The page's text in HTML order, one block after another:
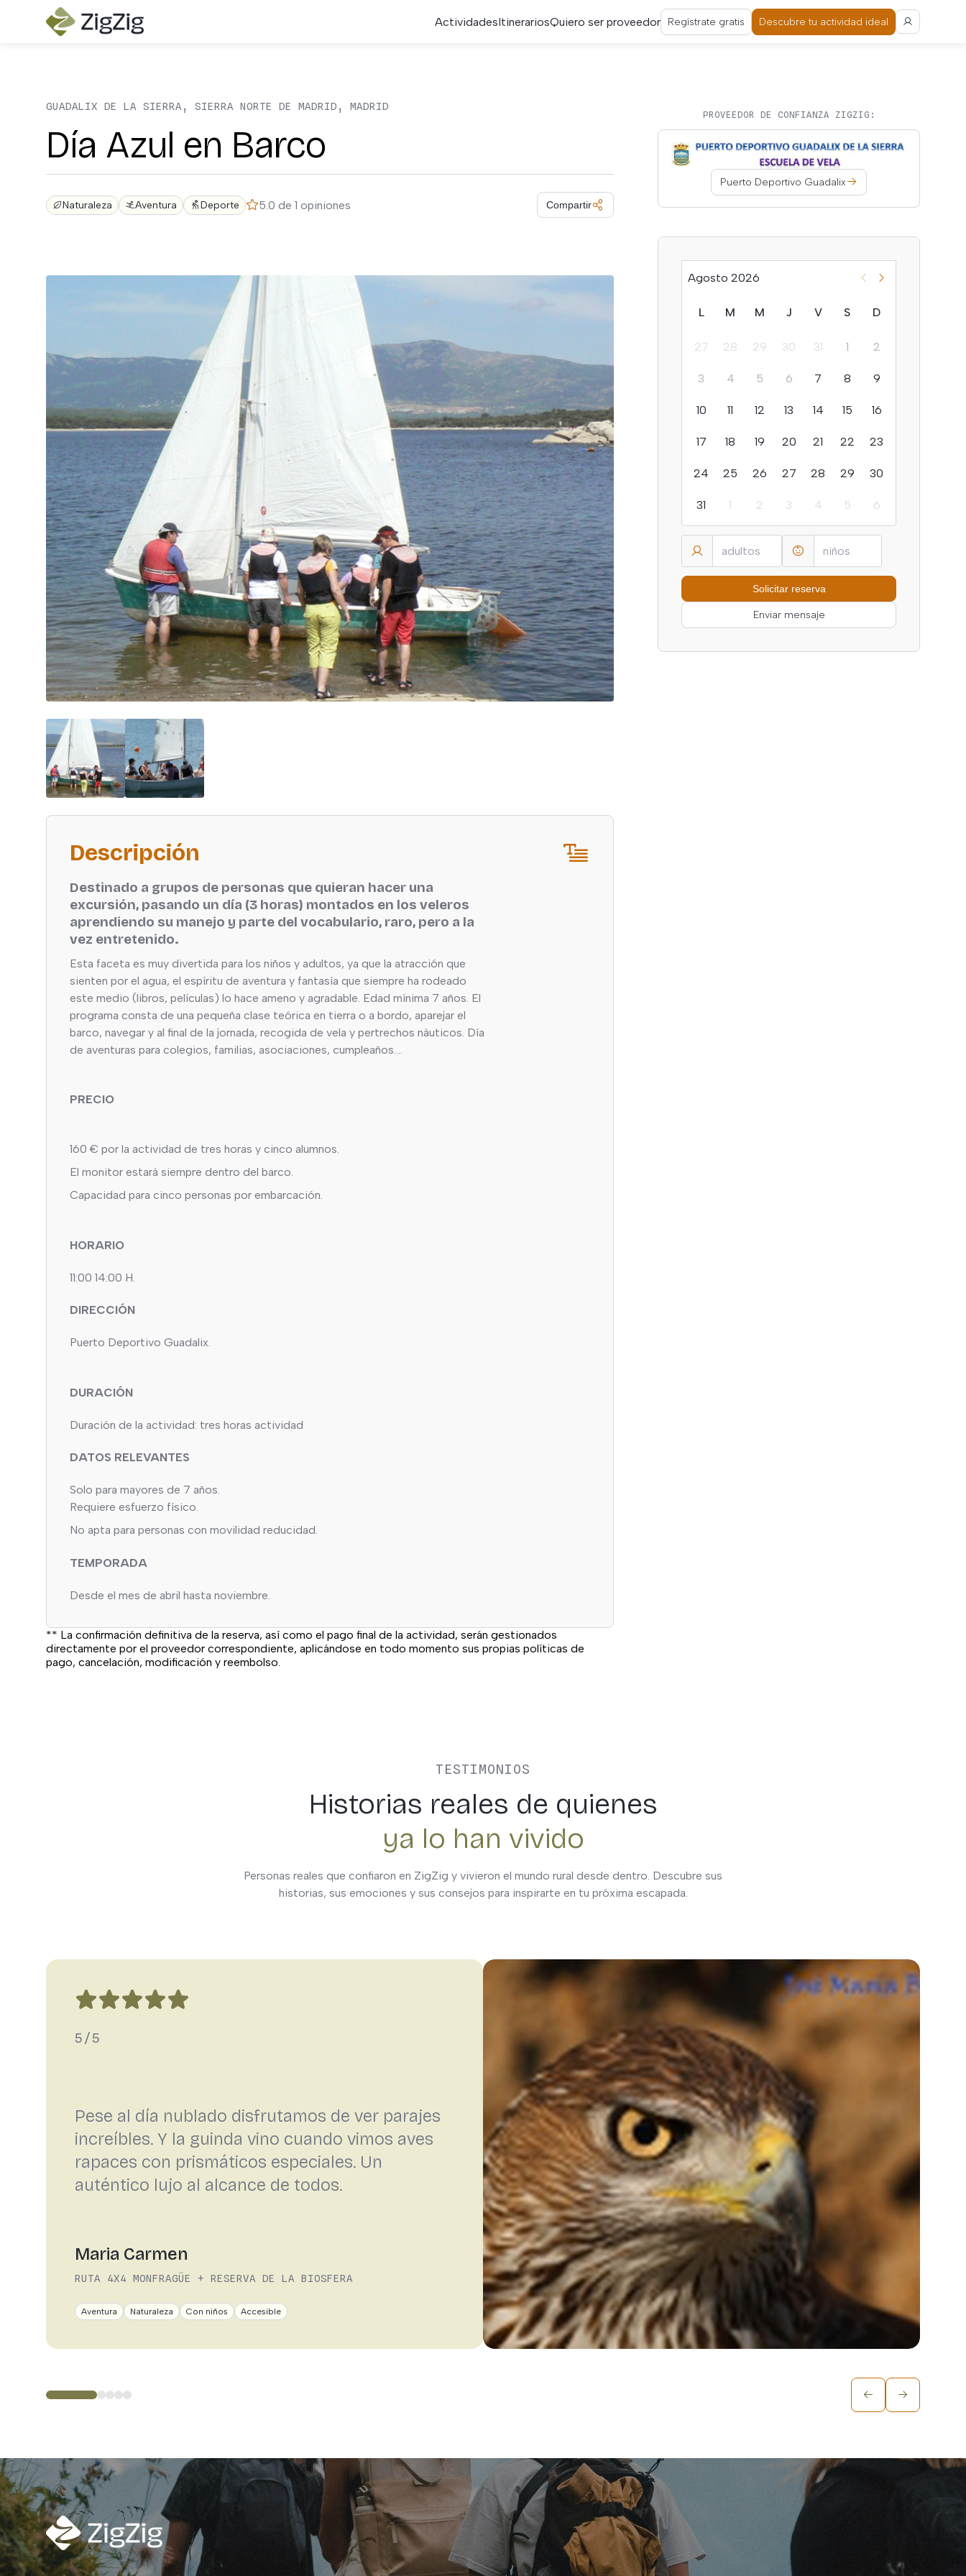
ActividadesItinerariosQuiero ser proveedor Regístrate gratis Descubre tu actividad ideal
GUADALIX DE LA SIERRA, SIERRA NORTE DE MADRID, MADRID
Día Azul en Barco
Naturaleza Aventura Deporte 5.0 de 1 opiniones Compartir
Descripción
Destinado a grupos de personas que quieran hacer una
excursión, pasando un día (3 horas) montados en los veleros
aprendiendo su manejo y parte del vocabulario, raro, pero a la
vez entretenido.
Esta faceta es muy divertida para los niños y adultos, ya que la atracción que
sienten por el agua, el espíritu de aventura y fantasía que siempre ha rodeado
este medio (libros, películas) lo hace ameno y agradable. Edad mínima 7 años. El
programa consta de una pequeña clase teórica en tierra o a bordo, aparejar el
barco, navegar y al final de la jornada, recogida de vela y pertrechos náuticos. Día
de aventuras para colegios, familias, asociaciones, cumpleaños….
PRECIO
160 € por la actividad de tres horas y cinco alumnos.
El monitor estará siempre dentro del barco.
Capacidad para cinco personas por embarcación.
HORARIO
11:00 14:00 H.
DIRECCIÓN
Puerto Deportivo Guadalix.
DURACIÓN
Duración de la actividad: tres horas actividad
DATOS RELEVANTES
Solo para mayores de 7 años.
Requiere esfuerzo físico.
No apta para personas con movilidad reducidad.
TEMPORADA
Desde el mes de abril hasta noviembre.
** La confirmación definitiva de la reserva, así como el pago final de la actividad, serán gestionados
directamente por el proveedor correspondiente, aplicándose en todo momento sus propias políticas de
pago, cancelación, modificación y reembolso.
PROVEEDOR DE CONFIANZA ZIGZIG:
Puerto Deportivo Guadalix
Agosto 2026
L M M J V S D
27 28 29 30 31 1 2
3 4 5 6 7 8 9
10 11 12 13 14 15 16
17 18 19 20 21 22 23
24 25 26 27 28 29 30
31 1 2 3 4 5 6
Enviar mensaje
TESTIMONIOS
Historias reales de quienes
ya lo han vivido
Personas reales que confiaron en ZigZig y vivieron el mundo rural desde dentro. Descubre sus
historias, sus emociones y sus consejos para inspirarte en tu próxima escapada.
5/5
Pese al día nublado disfrutamos de ver parajes
increíbles. Y la guinda vino cuando vimos aves
rapaces con prismáticos especiales. Un
auténtico lujo al alcance de todos.
Maria Carmen
RUTA 4X4 MONFRAGÜE + RESERVA DE LA BIOSFERA
Aventura Naturaleza Con niños Accesible